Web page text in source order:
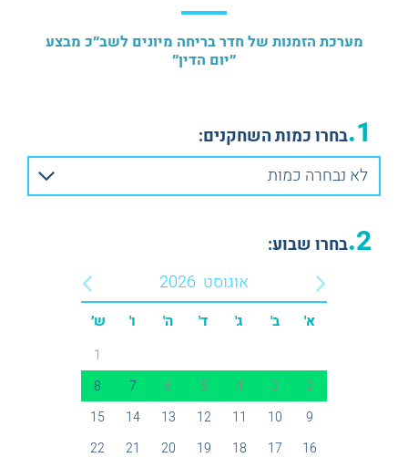
מערכת הזמנות של חדר בריחה מיונים לשב״כ מבצע
״יום הדין״
1. בחרו כמות השחקנים:
לא נבחרה כמות
2. בחרו שבוע:
אוגוסט 2026
א' ב' ג' ד' ה' ו' ש׳
1
2
3
4
5
6
7
8
9
10
11
12
13
14
15
16
17
18
19
20
21
22